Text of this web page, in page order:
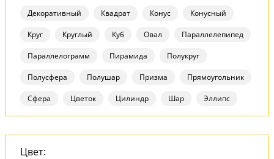
Декоративный Квадрат Конус Конусный
Круг Круглый Куб Овал Параллелепипед
Параллелограмм Пирамида Полукруг
Полусфера Полушар Призма Прямоугольник
Сфера Цветок Цилиндр Шар Эллипс
Цвет: